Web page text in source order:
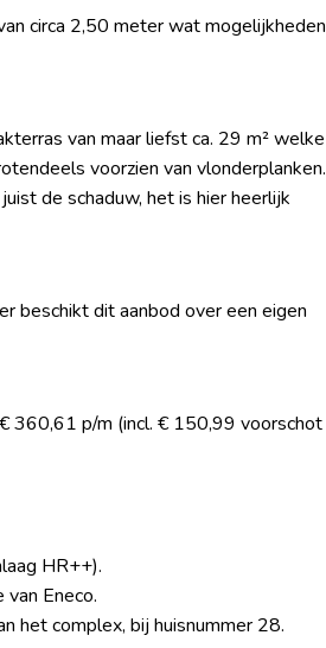
circa 2,50 meter wat mogelijkheden
van maar liefst ca. 29 m² welke
voorzien van vlonderplanken.
de schaduw, het is hier heerlijk
beschikt dit aanbod over een eigen
360,61 p/m (incl. € 150,99 voorschot
HR++).
Eneco.
het complex, bij huisnummer 28.